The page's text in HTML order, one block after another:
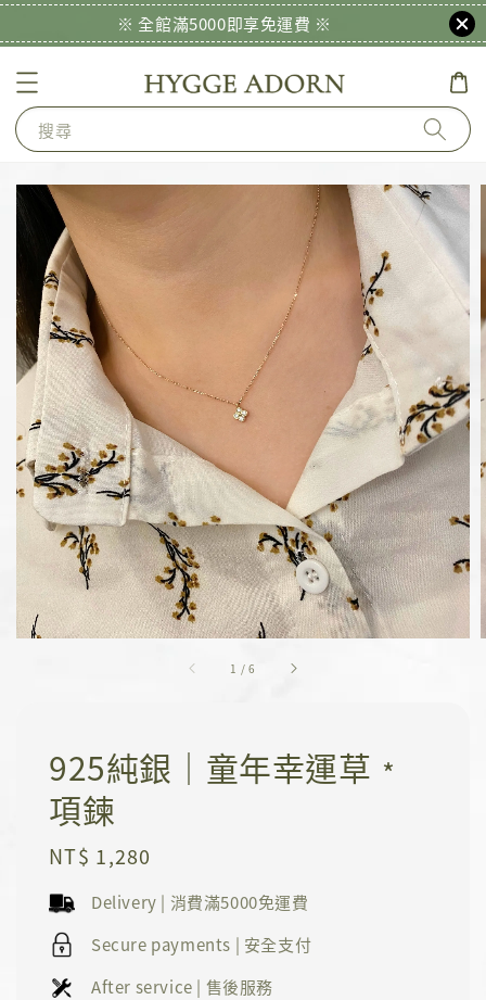
※ 全館滿5000即享免運費 ※
搜尋
1 /6
925純銀｜童年幸運草﹡
項鍊
Regular
NT$ 1,280
Delivery | 消費滿5000免運費
Secure payments | 安全支付
After service | 售後服務